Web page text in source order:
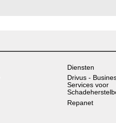
Diensten
Drivus -
Services voor
Repanet